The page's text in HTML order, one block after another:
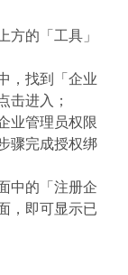
的「工具」
，找到「企业
击进入；
业管理员权限
骤完成授权绑
中的「注册企
，即可显示已